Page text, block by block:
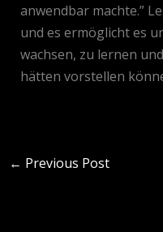
anwendbar machte.”
und es ermöglicht es
wachsen, zu lernen
hätten vorstellen
← Previous Post